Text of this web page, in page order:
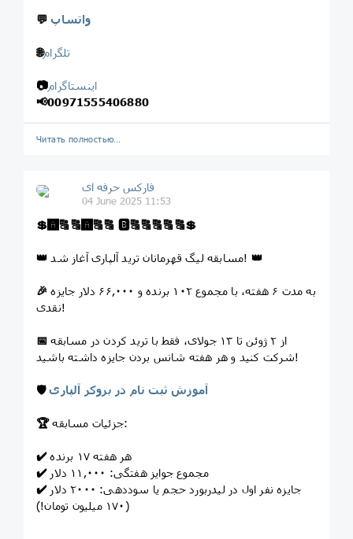
💬 واتساپ
🌐تلگرام
📷اینستاگرام
📢00971555406880
Читать полностью…
فارکس حرفه ای
04 June 2025 11:53
💲 🅰️ 🔠🔠🅰️ 🔠🔠 🅱️🔠🔠🔠🔠🔠💲
👑 مسابقه لیگ قهرمانان ترید آلپاری آغاز شد! 👑
🎉 به مدت ۶ هفته، با مجموع ۱۰۲ برنده و ۶۶,۰۰۰ دلار جایزه
نقدی!
📅 از ۲ ژوئن تا ۱۳ جولای، فقط با ترید کردن در مسابقه
شرکت کنید و هر هفته شانس بردن جایزه داشته باشید!
🛡 آموزش ثبت نام در بروکر آلپاری
🏆 جزئیات مسابقه:
✔️
هر هفته ۱۷ برنده
✔️
مجموع جوایز هفتگی: ۱۱,۰۰۰ دلار
✔️جایزه نفر اول در لیدربورد حجم یا سوددهی: ۲۰۰۰ دلار
(۱۷۰ میلیون تومان!)